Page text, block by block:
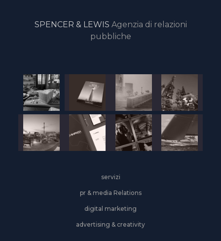
online
SPENCER & LEWIS Agenzia di relazioni
pubbliche
servizi
pr & media Relations
digital marketing
advertising & creativity